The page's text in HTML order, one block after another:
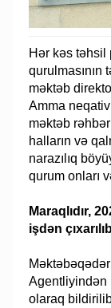
Hər kəs
qurulmasının
məktəb
Amma
məktəb
halların və
narazılıq
qurum onları
Maraqlıdır,
işdən
Agentliyindən
olaraq